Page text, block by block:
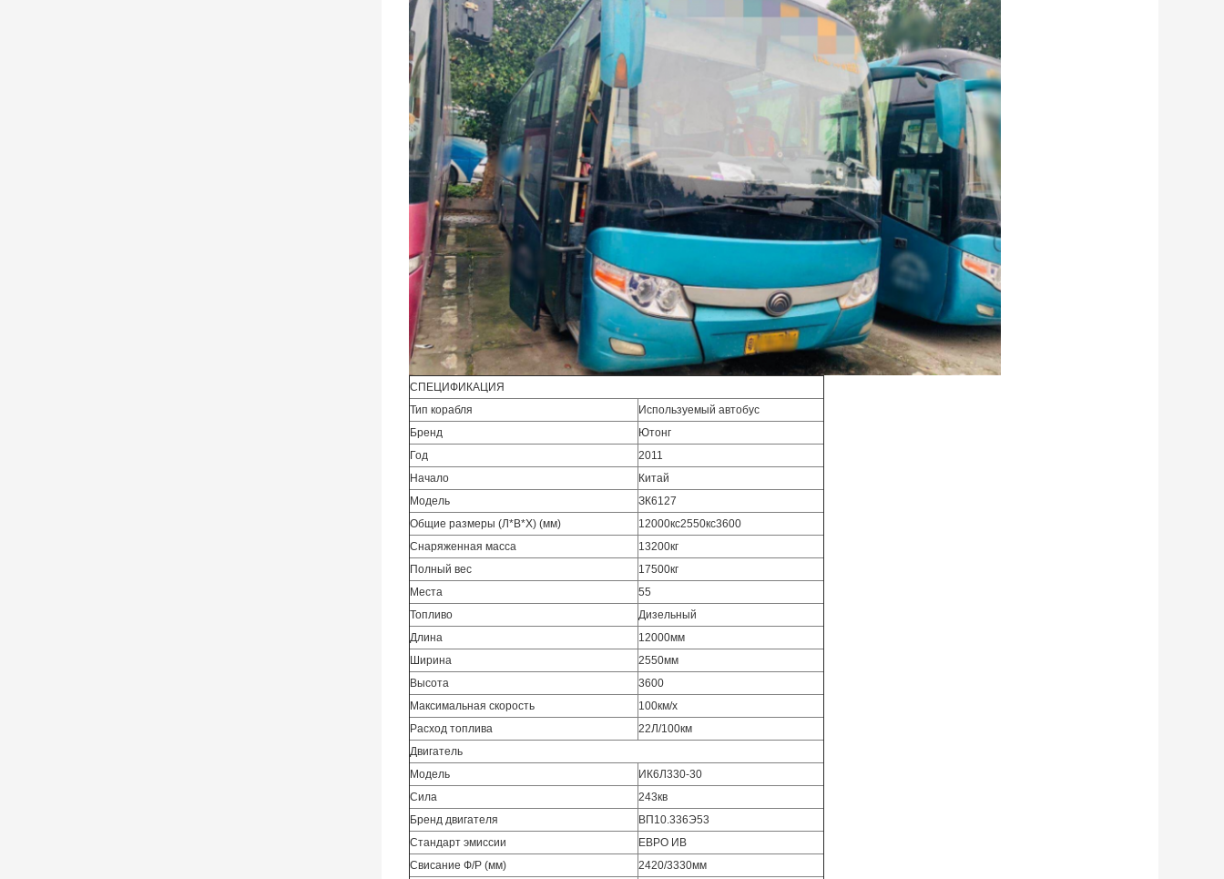
СПЕЦИФИКАЦИЯ
Тип корабля
Используемый автобус
Бренд
Ютонг
Год
2011
Начало
Китай
Модель
ЗК6127
Общие размеры (Л*В*Х) (мм)
12000кс2550кс3600
Снаряженная масса
13200кг
Полный вес
17500кг
Места
55
Топливо
Дизельный
Длина
12000мм
Ширина
2550мм
Высота
3600
Максимальная скорость
100км/х
Расход топлива
22Л/100км
Двигатель
Модель
ИК6Л330-30
Сила
243кв
Бренд двигателя
ВП10.336Э53
Стандарт эмиссии
ЕВРО ИВ
Свисание Ф/Р (мм)
2420/3330мм